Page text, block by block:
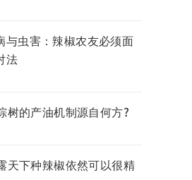
与虫害：辣椒农友必须面
法
树的产油机制源自何方?
天下种辣椒依然可以很精